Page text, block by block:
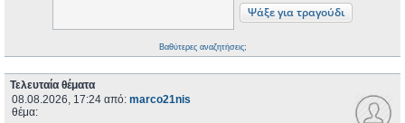
Βαθύτερες αναζητήσεις;
Τελευταία θέματα
08.08.2026, 17:24 από: marco21nis
θέμα: